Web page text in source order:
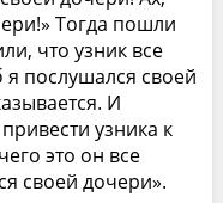
Тогда пошли
что узник все
я послушался своей
И
узника к
это он все
своей дочери».